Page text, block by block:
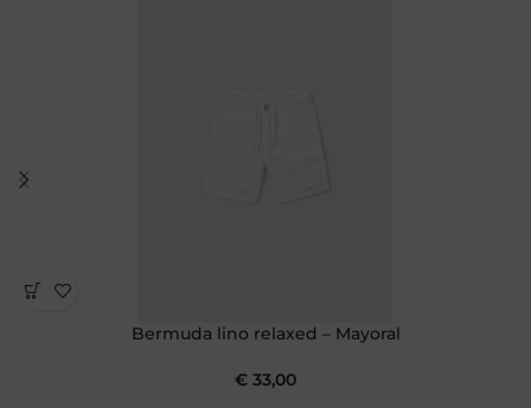
Bermuda lino relaxed – Mayoral
€ 33,00